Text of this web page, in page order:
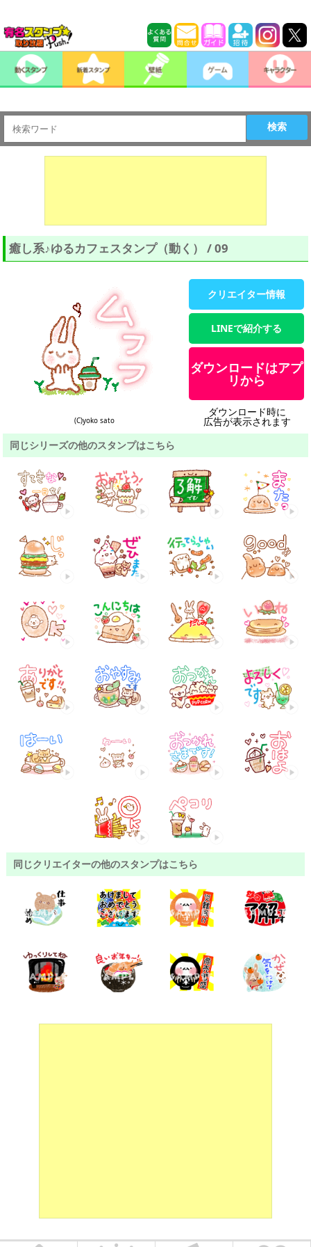
検索
癒し系♪ゆるカフェスタンプ（動く） / 09
(C)yoko sato
クリエイター情報
LINEで紹介する
ダウンロードはアプ
リから
ダウンロード時に
広告が表示されます
同じシリーズの他のスタンプはこちら
同じクリエイターの他のスタンプはこちら